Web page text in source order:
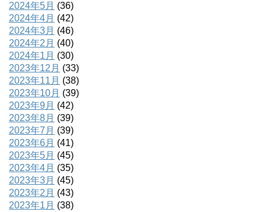
2024年5月 (36)
2024年4月 (42)
2024年3月 (46)
2024年2月 (40)
2024年1月 (30)
2023年12月 (33)
2023年11月 (38)
2023年10月 (39)
2023年9月 (42)
2023年8月 (39)
2023年7月 (39)
2023年6月 (41)
2023年5月 (45)
2023年4月 (35)
2023年3月 (45)
2023年2月 (43)
2023年1月 (38)